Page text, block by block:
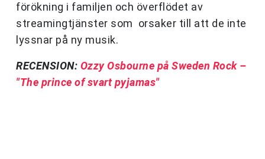
förökning i familjen och överflödet av
streamingtjänster som orsaker till att de inte
lyssnar på ny musik.
RECENSION: Ozzy Osbourne på Sweden Rock –
"The prince of svart pyjamas"